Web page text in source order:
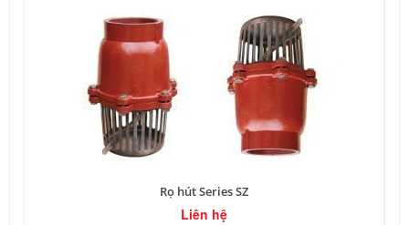
Rọ hút Series SZ
Liên hệ